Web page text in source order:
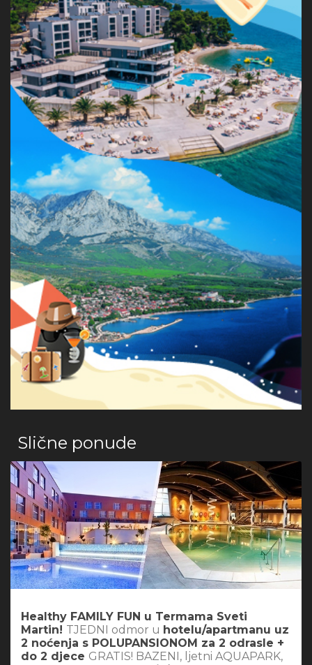
Slične ponude
Healthy FAMILY FUN u Termama Sveti
Martin! TJEDNI odmor u hotelu/apartmanu uz
2 noćenja s POLUPANSIONOM za 2 odrasle +
do 2 djece GRATIS! BAZENI, ljetni AQUAPARK,